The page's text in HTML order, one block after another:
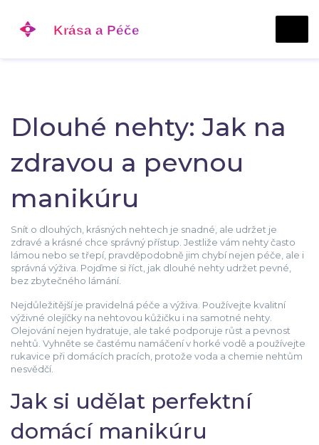
Dlouhé nehty: Jak na
zdravou a pevnou
manikúru
Snít o dlouhých, krásných nehtech je snadné, ale udržet je
zdravé a krásné chce správný přístup. Jestliže vám nehty často
lámou nebo se třepí, pravděpodobně jim chybí nejen péče, ale i
správná výživa. Pojďme si říct, jak dlouhé nehty udržet pevné,
bez zbytečného lámání.
Nejdůležitější je pravidelná péče a výživa. Používejte kvalitní
výživné olejíčky na nehtovou kůžičku i na samotné nehty.
Olejování nejen hydratuje, ale také podporuje růst a pevnost
nehtů. Vyhněte se častému namáčení v horké vodě a používejte
rukavice při domácích pracích, protože voda a chemie nehtům
nesvědčí.
Jak si udělat perfektní
domácí manikúru